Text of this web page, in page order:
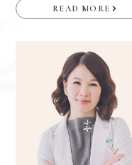
READ MORE